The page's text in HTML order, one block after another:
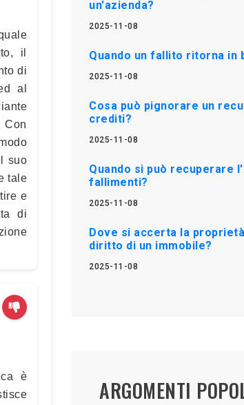
il
di
al
suo
tale
e
di
è
un'azienda?
2025-11-08
Quando un fallito ritorna in
2025-11-08
Cosa può pignorare un
crediti?
2025-11-08
Quando si può recuperare
fallimenti?
2025-11-08
Dove si accerta la
diritto di un immobile?
2025-11-08
ARGOMENTI